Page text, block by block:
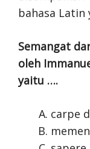
Semangat
oleh
yaitu ….
carpe